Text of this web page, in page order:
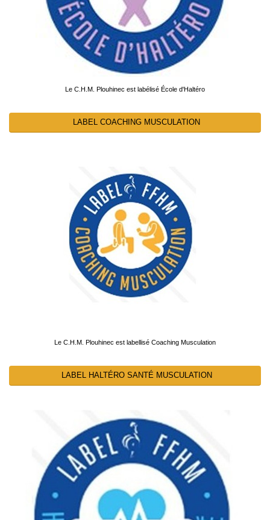
Le C.H.M. Plouhinec est labélisé École d'Haltéro
LABEL COACHING MUSCULATION
Le C.H.M. Plouhinec est labellisé Coaching Musculation
LABEL HALTÉRO SANTÉ MUSCULATION